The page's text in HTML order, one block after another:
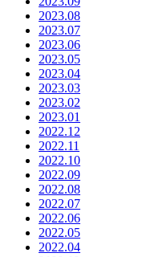
2023.08
2023.07
2023.06
2023.05
2023.04
2023.03
2023.02
2023.01
2022.12
2022.11
2022.10
2022.09
2022.08
2022.07
2022.06
2022.05
2022.04